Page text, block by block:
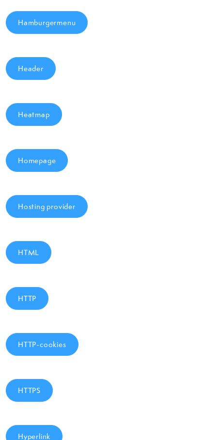
Hamburgermenu
Header
Heatmap
Homepage
Hosting provider
HTML
HTTP
HTTP-cookies
HTTPS
Hyperlink